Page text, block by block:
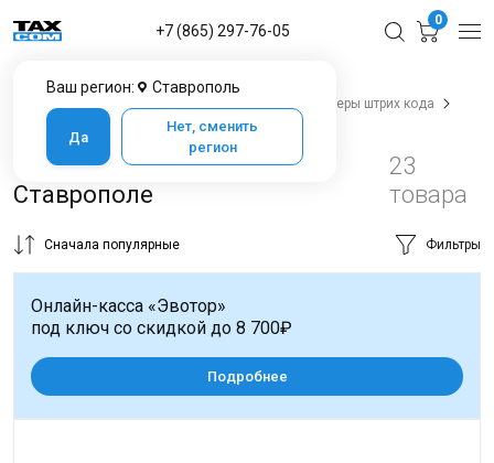
Ваш регион: Ставрополь
Да
Нет, сменить
регион
+7 (865) 297-76-05
0
Сканеры штрих кода
Сканеры штрих кода
1D сканеры штрихкода в
Ставрополе
23
товара
Сначала популярные Фильтры
Онлайн-касса «Эвотор»
под ключ со скидкой до 8 700₽
Подробнее